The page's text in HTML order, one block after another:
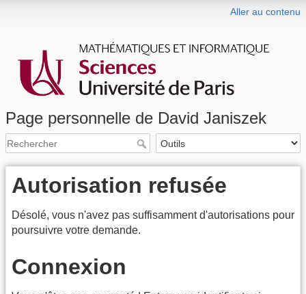
Aller au contenu
Page personnelle de David Janiszek
Autorisation refusée
Désolé, vous n'avez pas suffisamment d'autorisations pour
poursuivre votre demande.
Connexion